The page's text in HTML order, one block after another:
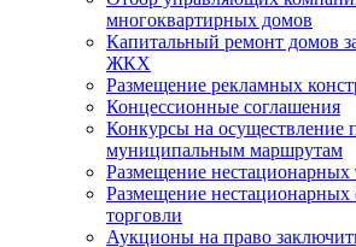
многоквартирных домов
Капитальный ремонт домов
ЖКХ
Размещение рекламных
Концессионные соглашения
Конкурсы на осуществление
муниципальным маршрутам
Размещение нестационарных
Размещение нестационарных
торговли
Аукционы на право